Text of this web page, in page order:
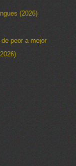
(2026)
peor a mejor